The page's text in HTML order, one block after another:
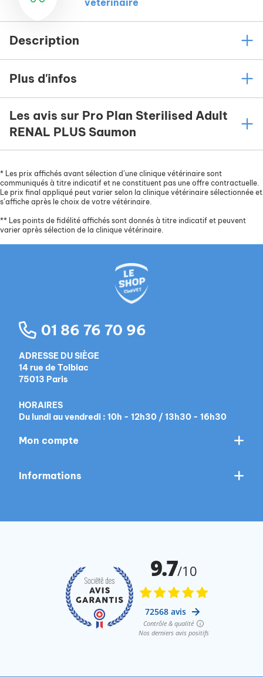
vétérinaire
Description
Plus d'infos
Les avis sur Pro Plan Sterilised Adult
RENAL PLUS Saumon
* Les prix affichés avant sélection d’une clinique vétérinaire sont
communiqués à titre indicatif et ne constituent pas une offre contractuelle.
Le prix final appliqué peut varier selon la clinique vétérinaire sélectionnée et
s’affiche après le choix de votre vétérinaire.
** Les points de fidélité affichés sont donnés à titre indicatif et peuvent
varier après sélection de la clinique vétérinaire.
01 86 76 70 96
ADRESSE DU SIÈGE
14 rue de Tolbiac
75013 Paris
HORAIRES
Du lundi au vendredi : 10h - 12h30 / 13h30 - 16h30
Mon compte
Informations